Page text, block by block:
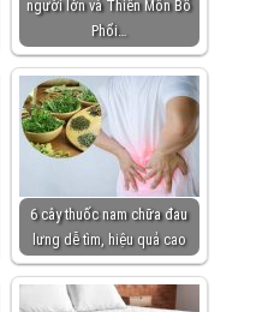
người lớn và Thiên Môn Bổ
Phổi…
6 cây thuốc nam chữa đau
lưng dễ tìm, hiệu quả cao